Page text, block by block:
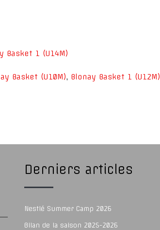
Basket 1 (U14M)
Basket (U10M), Blonay Basket 1 (U12M)
Derniers articles
Nestlé Summer Camp 2026
Bilan de la saison 2025-2026